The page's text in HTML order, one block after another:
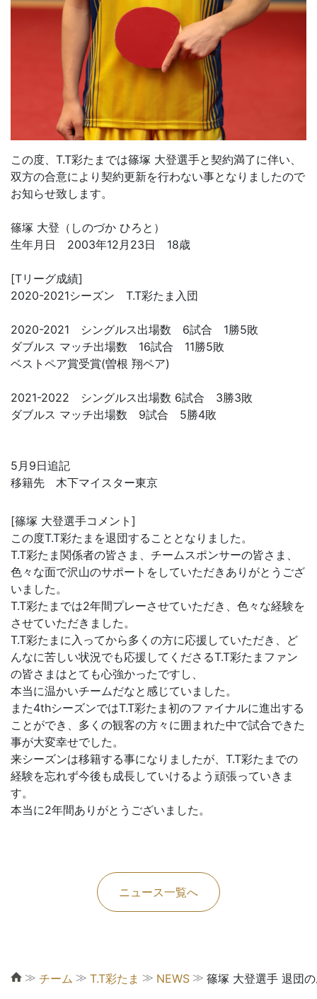
この度、T.T彩たまでは篠塚 大登選手と契約満了に伴い、
双方の合意により契約更新を行わない事となりましたので
お知らせ致します。
篠塚 大登（しのづか ひろと）
生年月日 2003年12月23日 18歳
[Tリーグ成績]
2020-2021シーズン T.T彩たま入団
2020-2021 シングルス出場数 6試合 1勝5敗
ダブルス マッチ出場数 16試合 11勝5敗
ベストペア賞受賞(曽根 翔ペア)
2021-2022 シングルス出場数 6試合 3勝3敗
ダブルス マッチ出場数 9試合 5勝4敗
5月9日追記
移籍先 木下マイスター東京
[篠塚 大登選手コメント]
この度T.T彩たまを退団することとなりました。
T.T彩たま関係者の皆さま、チームスポンサーの皆さま、
色々な面で沢山のサポートをしていただきありがとうござ
いました。
T.T彩たまでは2年間プレーさせていただき、色々な経験を
させていただきました。
T.T彩たまに入ってから多くの方に応援していただき、ど
んなに苦しい状況でも応援してくださるT.T彩たまファン
の皆さまはとても心強かったですし、
本当に温かいチームだなと感じていました。
また4thシーズンではT.T彩たま初のファイナルに進出する
ことができ、多くの観客の方々に囲まれた中で試合できた
事が大変幸せでした。
来シーズンは移籍する事になりましたが、T.T彩たまでの
経験を忘れず今後も成長していけるよう頑張っていきま
す。
本当に2年間ありがとうございました。
ニュース一覧へ
≫ チーム ≫ T.T彩たま ≫ NEWS ≫ 篠塚 大登選手 退団